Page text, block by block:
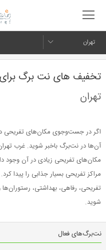
تهران
تخفیف های نت برگ برای
تهران
اگر در جست‌وجوی مکان‌های تفریحی
آن‌ها در نت‌برگ باخبر شوید. غرب
مکان‌های تفریحی زیادی در آن وجود
مراکز تفریحی بسیار جذابی را پیدا
تفریحی، رفاهی، بهداشتی،
شوید.
نت‌برگ‌های فعال